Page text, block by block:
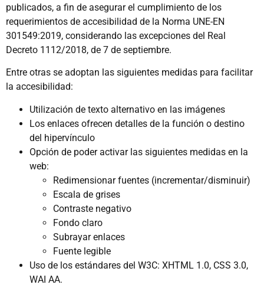
publicados, a fin de asegurar el cumplimiento de los
requerimientos de accesibilidad de la Norma UNE-EN
301549:2019, considerando las excepciones del Real
Decreto 1112/2018, de 7 de septiembre.
Entre otras se adoptan las siguientes medidas para facilitar
la accesibilidad:
Utilización de texto alternativo en las imágenes
Los enlaces ofrecen detalles de la función o destino
del hipervínculo
Opción de poder activar las siguientes medidas en la
web:
Redimensionar fuentes (incrementar/disminuir)
Escala de grises
Contraste negativo
Fondo claro
Subrayar enlaces
Fuente legible
Uso de los estándares del W3C: XHTML 1.0, CSS 3.0,
WAI AA.